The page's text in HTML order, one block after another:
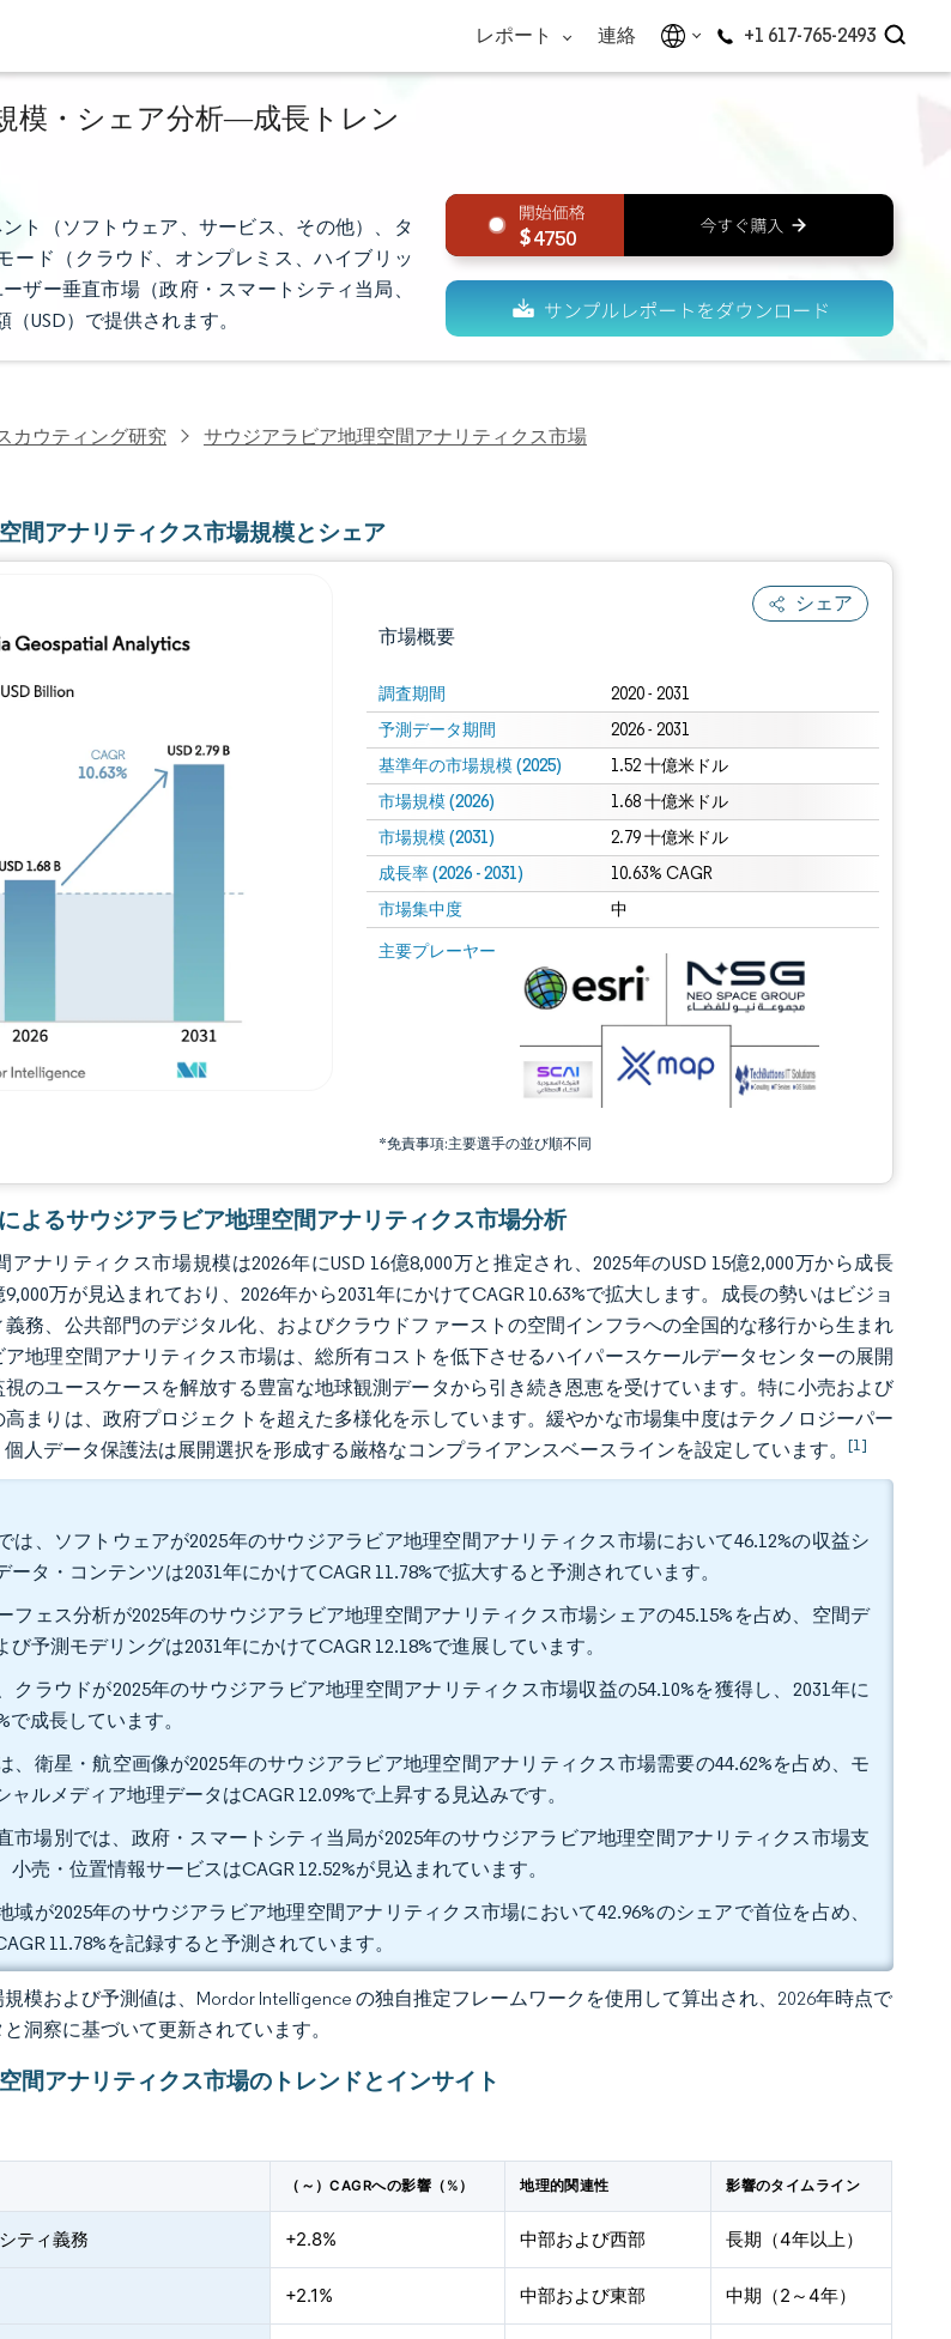
レポート 連絡 +1 617-765-2493
模・シェア分析―成長トレン
ト（ソフトウェア、サービス、その他）、タ
ード（クラウド、オンプレミス、ハイブリッ
ザー垂直市場（政府・スマートシティ当局、
USD）で提供されます。
4750
カウティング研究 サウジアラビア地理空間アナリティクス市場
間アナリティクス市場規模とシェア
シェア
市場概要
調査期間 2020 - 2031
予測データ期間 2026 - 2031
基準年の市場規模 (2025) 1.52 十億米ドル
市場規模 (2026) 1.68 十億米ドル
市場規模 (2031) 2.79 十億米ドル
成長率 (2026 - 2031) 10.63% CAGR
市場集中度 中
主要プレーヤー
*免責事項:主要選手の並び順不同
画像 © Mordor Intelligence。再利用にはCC BY 4.0の表示が必要です。
画像 © Mordor Intelligence。再利用にはCC BY 4.0の表示が必要です。
よるサウジアラビア地理空間アナリティクス市場分析
ナリティクス市場規模は2026年にUSD 16億8,000万と推定され、2025年のUSD 15億2,000万から成長
9,000万が見込まれており、2026年から2031年にかけてCAGR 10.63%で拡大します。成長の勢いはビジョ
義務、公共部門のデジタル化、およびクラウドファーストの空間インフラへの全国的な移行から生まれ
地理空間アナリティクス市場は、総所有コストを低下させるハイパースケールデータセンターの展開
のユースケースを解放する豊富な地球観測データから引き続き恩恵を受けています。特に小売および
まりは、政府プロジェクトを超えた多様化を示しています。緩やかな市場集中度はテクノロジーパー
個人データ保護法は展開選択を形成する厳格なコンプライアンスベースラインを設定しています。[1]
は、ソフトウェアが2025年のサウジアラビア地理空間アナリティクス市場において46.12%の収益シ
ータ・コンテンツは2031年にかけてCAGR 11.78%で拡大すると予測されています。
フェス分析が2025年のサウジアラビア地理空間アナリティクス市場シェアの45.15%を占め、空間デ
予測モデリングは2031年にかけてCAGR 12.18%で進展しています。
クラウドが2025年のサウジアラビア地理空間アナリティクス市場収益の54.10%を獲得し、2031年に
で成長しています。
、衛星・航空画像が2025年のサウジアラビア地理空間アナリティクス市場需要の44.62%を占め、モ
ルメディア地理データはCAGR 12.09%で上昇する見込みです。
市場別では、政府・スマートシティ当局が2025年のサウジアラビア地理空間アナリティクス市場支
小売・位置情報サービスはCAGR 12.52%が見込まれています。
域が2025年のサウジアラビア地理空間アナリティクス市場において42.96%のシェアで首位を占め、
11.78%を記録すると予測されています。
模および予測値は、Mordor Intelligence の独自推定フレームワークを使用して算出され、2026年時点で
洞察に基づいて更新されています。
間アナリティクス市場のトレンドとインサイト
（～）CAGRへの影響（%） 地理的関連性 影響のタイムライン
ティ義務 +2.8% 中部および西部 長期（4年以上）
+2.1% 中部および東部 中期（2～4年）